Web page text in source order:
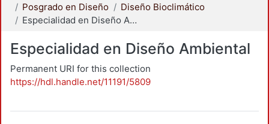
Posgrado en Diseño
Diseño Bioclimático
Especialidad en Diseño Ambiental
Especialidad en Diseño Ambiental
Permanent URI for this collection
https://hdl.handle.net/11191/5809